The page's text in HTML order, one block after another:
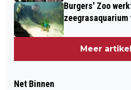
Burgers' Zoo
zeegrasaquarium
Meer
Net Binnen